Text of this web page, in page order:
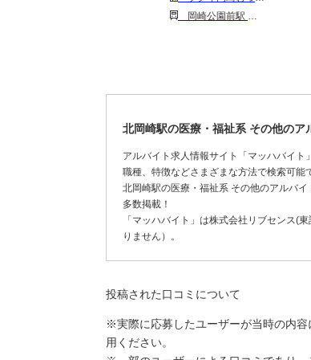
岡崎公園前駅 中岡崎駅 六名駅
北岡崎駅の医療・福祉系 その他のア
アルバイト求人情報サイト「マッハバイト
職種、特徴などさまざまな方法で検索可能
北岡崎駅の医療・福祉系 その他のアルバ
多数掲載！
「マッハバイト」は株式会社リブセンス(
りません）。
投稿された口コミについて
※実際に応募したユーザーが当時の内
用ください。